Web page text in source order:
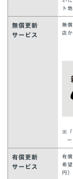
ト
無償更新
サービス
無
店
※「
有償更新
サービス
有
希
円）